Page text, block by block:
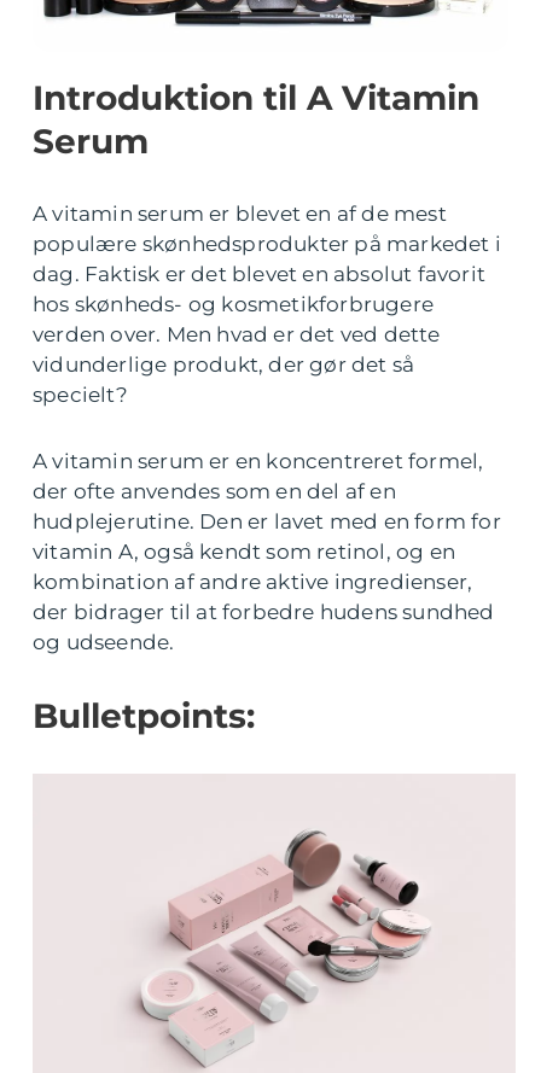
Introduktion til A Vitamin
Serum
A vitamin serum er blevet en af de mest
populære skønhedsprodukter på markedet i
dag. Faktisk er det blevet en absolut favorit
hos skønheds- og kosmetikforbrugere
verden over. Men hvad er det ved dette
vidunderlige produkt, der gør det så
specielt?
A vitamin serum er en koncentreret formel,
der ofte anvendes som en del af en
hudplejerutine. Den er lavet med en form for
vitamin A, også kendt som retinol, og en
kombination af andre aktive ingredienser,
der bidrager til at forbedre hudens sundhed
og udseende.
Bulletpoints: